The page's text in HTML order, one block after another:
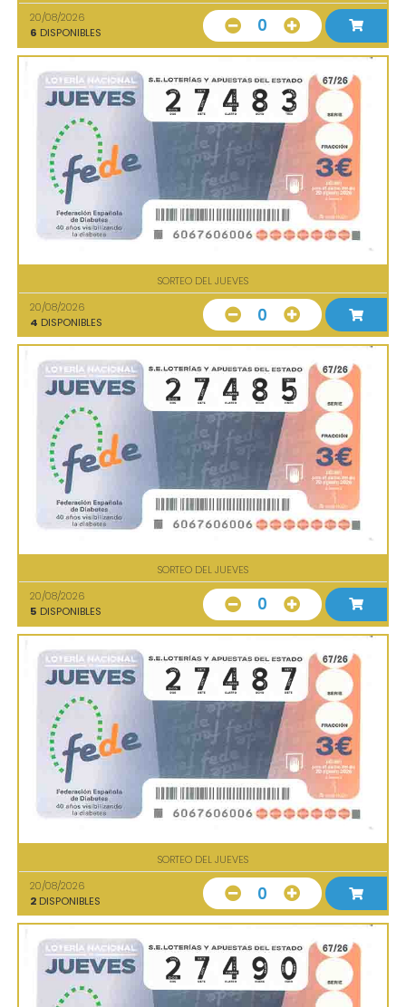
20/08/2026
6 DISPONIBLES 0
SORTEO DEL JUEVES
20/08/2026
4 DISPONIBLES 0
SORTEO DEL JUEVES
20/08/2026
5 DISPONIBLES 0
SORTEO DEL JUEVES
20/08/2026
2 DISPONIBLES 0